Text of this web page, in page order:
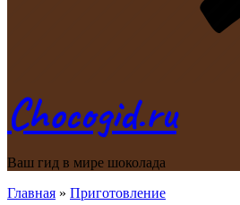
Chocogid.ru
Ваш гид в мире шоколада
Главная » Приготовление